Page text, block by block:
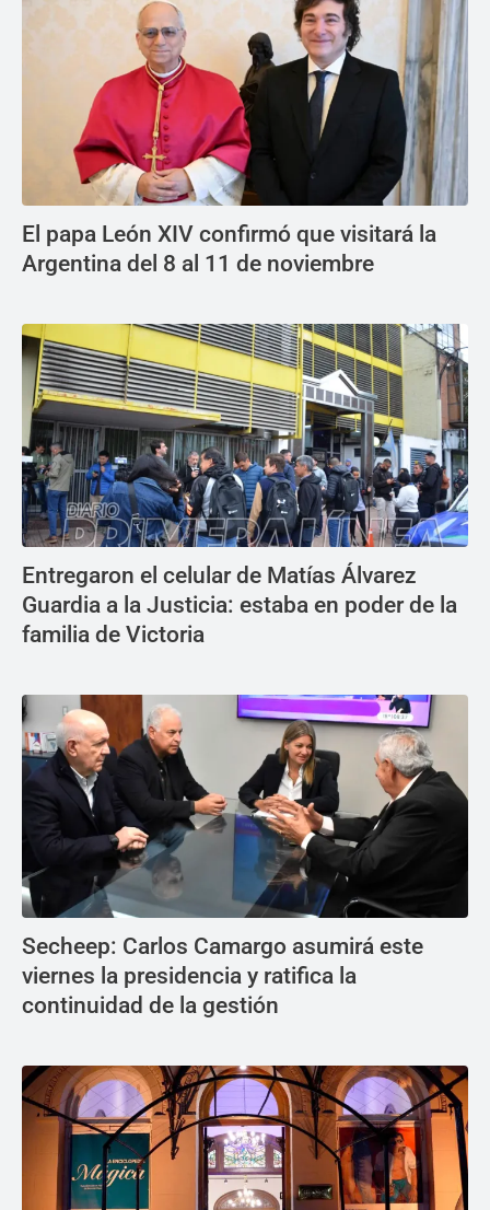
El papa León XIV confirmó que visitará la
Argentina del 8 al 11 de noviembre
Entregaron el celular de Matías Álvarez
Guardia a la Justicia: estaba en poder de la
familia de Victoria
Secheep: Carlos Camargo asumirá este
viernes la presidencia y ratifica la
continuidad de la gestión